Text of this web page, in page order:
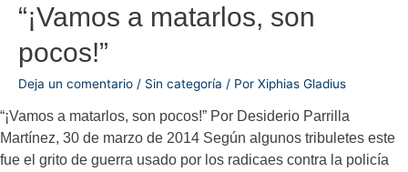
“¡Vamos a matarlos, son
pocos!”
Deja un comentario / Sin categoría / Por Xiphias Gladius
“¡Vamos a matarlos, son pocos!” Por Desiderio Parrilla
Martínez, 30 de marzo de 2014 Según algunos tribuletes este
fue el grito de guerra usado por los radicaes contra la policía